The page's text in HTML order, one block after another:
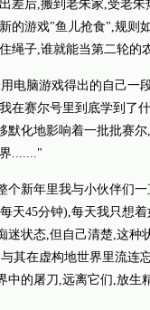
差后,搬到老朱家,受老
的游戏"鱼儿抢食",规则
绳子,谁就能当第二轮的
脑游戏得出的自己一
在赛尔号里到底学到了
默化地影响着一批批赛
......."
新年里我与小伙伴们一
天45分钟),每天我只想
迷状态,但自己清楚,这种
其在虚构地世界里流连
中的屠刀,远离它们,放生